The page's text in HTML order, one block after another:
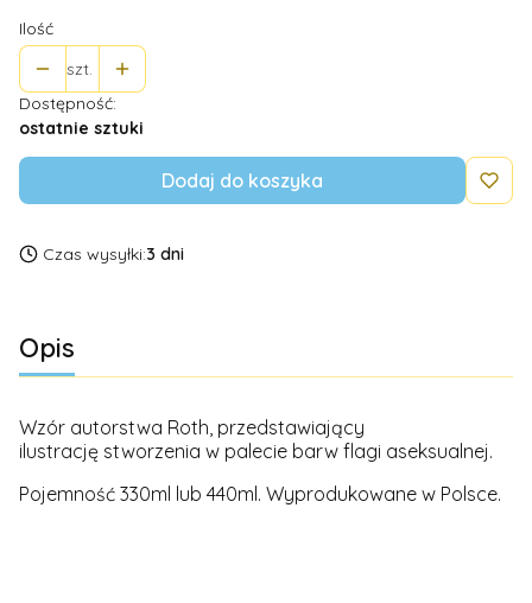
Ilość
szt.
Dostępność:
ostatnie sztuki
Dodaj do koszyka
Czas wysyłki:3 dni
Opis
Wzór autorstwa Roth, przedstawiający
ilustrację stworzenia w palecie barw flagi aseksualnej.
Pojemność 330ml lub 440ml. Wyprodukowane w Polsce.